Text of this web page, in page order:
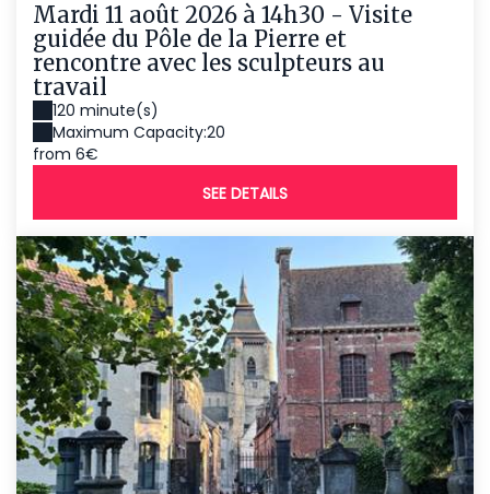
Mardi 11 août 2026 à 14h30 - Visite
guidée du Pôle de la Pierre et
rencontre avec les sculpteurs au
travail
120 minute(s)
Maximum Capacity:20
from 6€
SEE DETAILS